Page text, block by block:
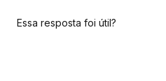
Essa resposta foi útil?